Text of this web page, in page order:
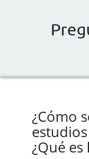
¿Cómo
¿Qué